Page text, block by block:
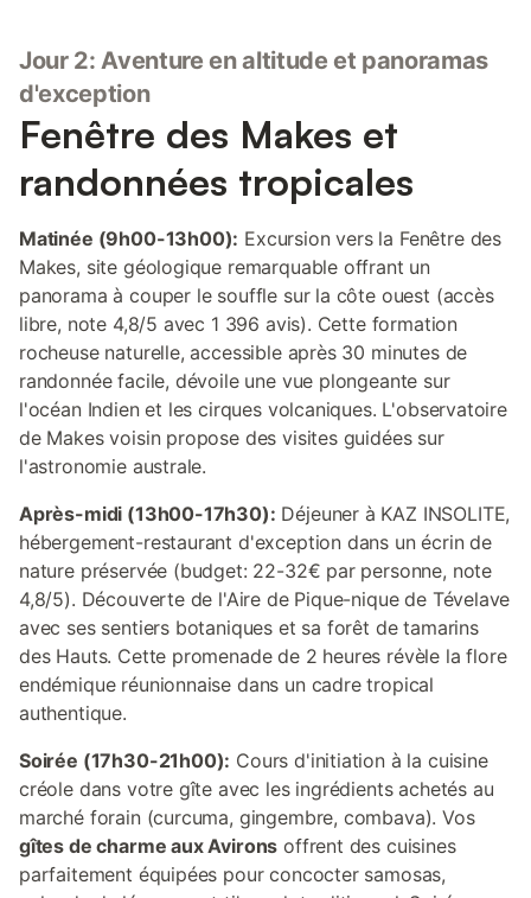
Jour 2: Aventure en altitude et panoramas
d'exception
Fenêtre des Makes et
randonnées tropicales
Matinée (9h00-13h00): Excursion vers la Fenêtre des
Makes, site géologique remarquable offrant un
panorama à couper le souffle sur la côte ouest (accès
libre, note 4,8/5 avec 1 396 avis). Cette formation
rocheuse naturelle, accessible après 30 minutes de
randonnée facile, dévoile une vue plongeante sur
l'océan Indien et les cirques volcaniques. L'observatoire
de Makes voisin propose des visites guidées sur
l'astronomie australe.
Après-midi (13h00-17h30): Déjeuner à KAZ INSOLITE,
hébergement-restaurant d'exception dans un écrin de
nature préservée (budget: 22-32€ par personne, note
4,8/5). Découverte de l'Aire de Pique-nique de Tévelave
avec ses sentiers botaniques et sa forêt de tamarins
des Hauts. Cette promenade de 2 heures révèle la flore
endémique réunionnaise dans un cadre tropical
authentique.
Soirée (17h30-21h00): Cours d'initiation à la cuisine
créole dans votre gîte avec les ingrédients achetés au
marché forain (curcuma, gingembre, combava). Vos
gîtes de charme aux Avirons offrent des cuisines
parfaitement équipées pour concocter samosas,